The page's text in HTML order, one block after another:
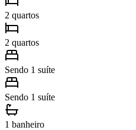
2 quartos
2 quartos
Sendo 1 suíte
Sendo 1 suíte
1 banheiro